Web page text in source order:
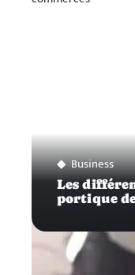
Business
Les
portique